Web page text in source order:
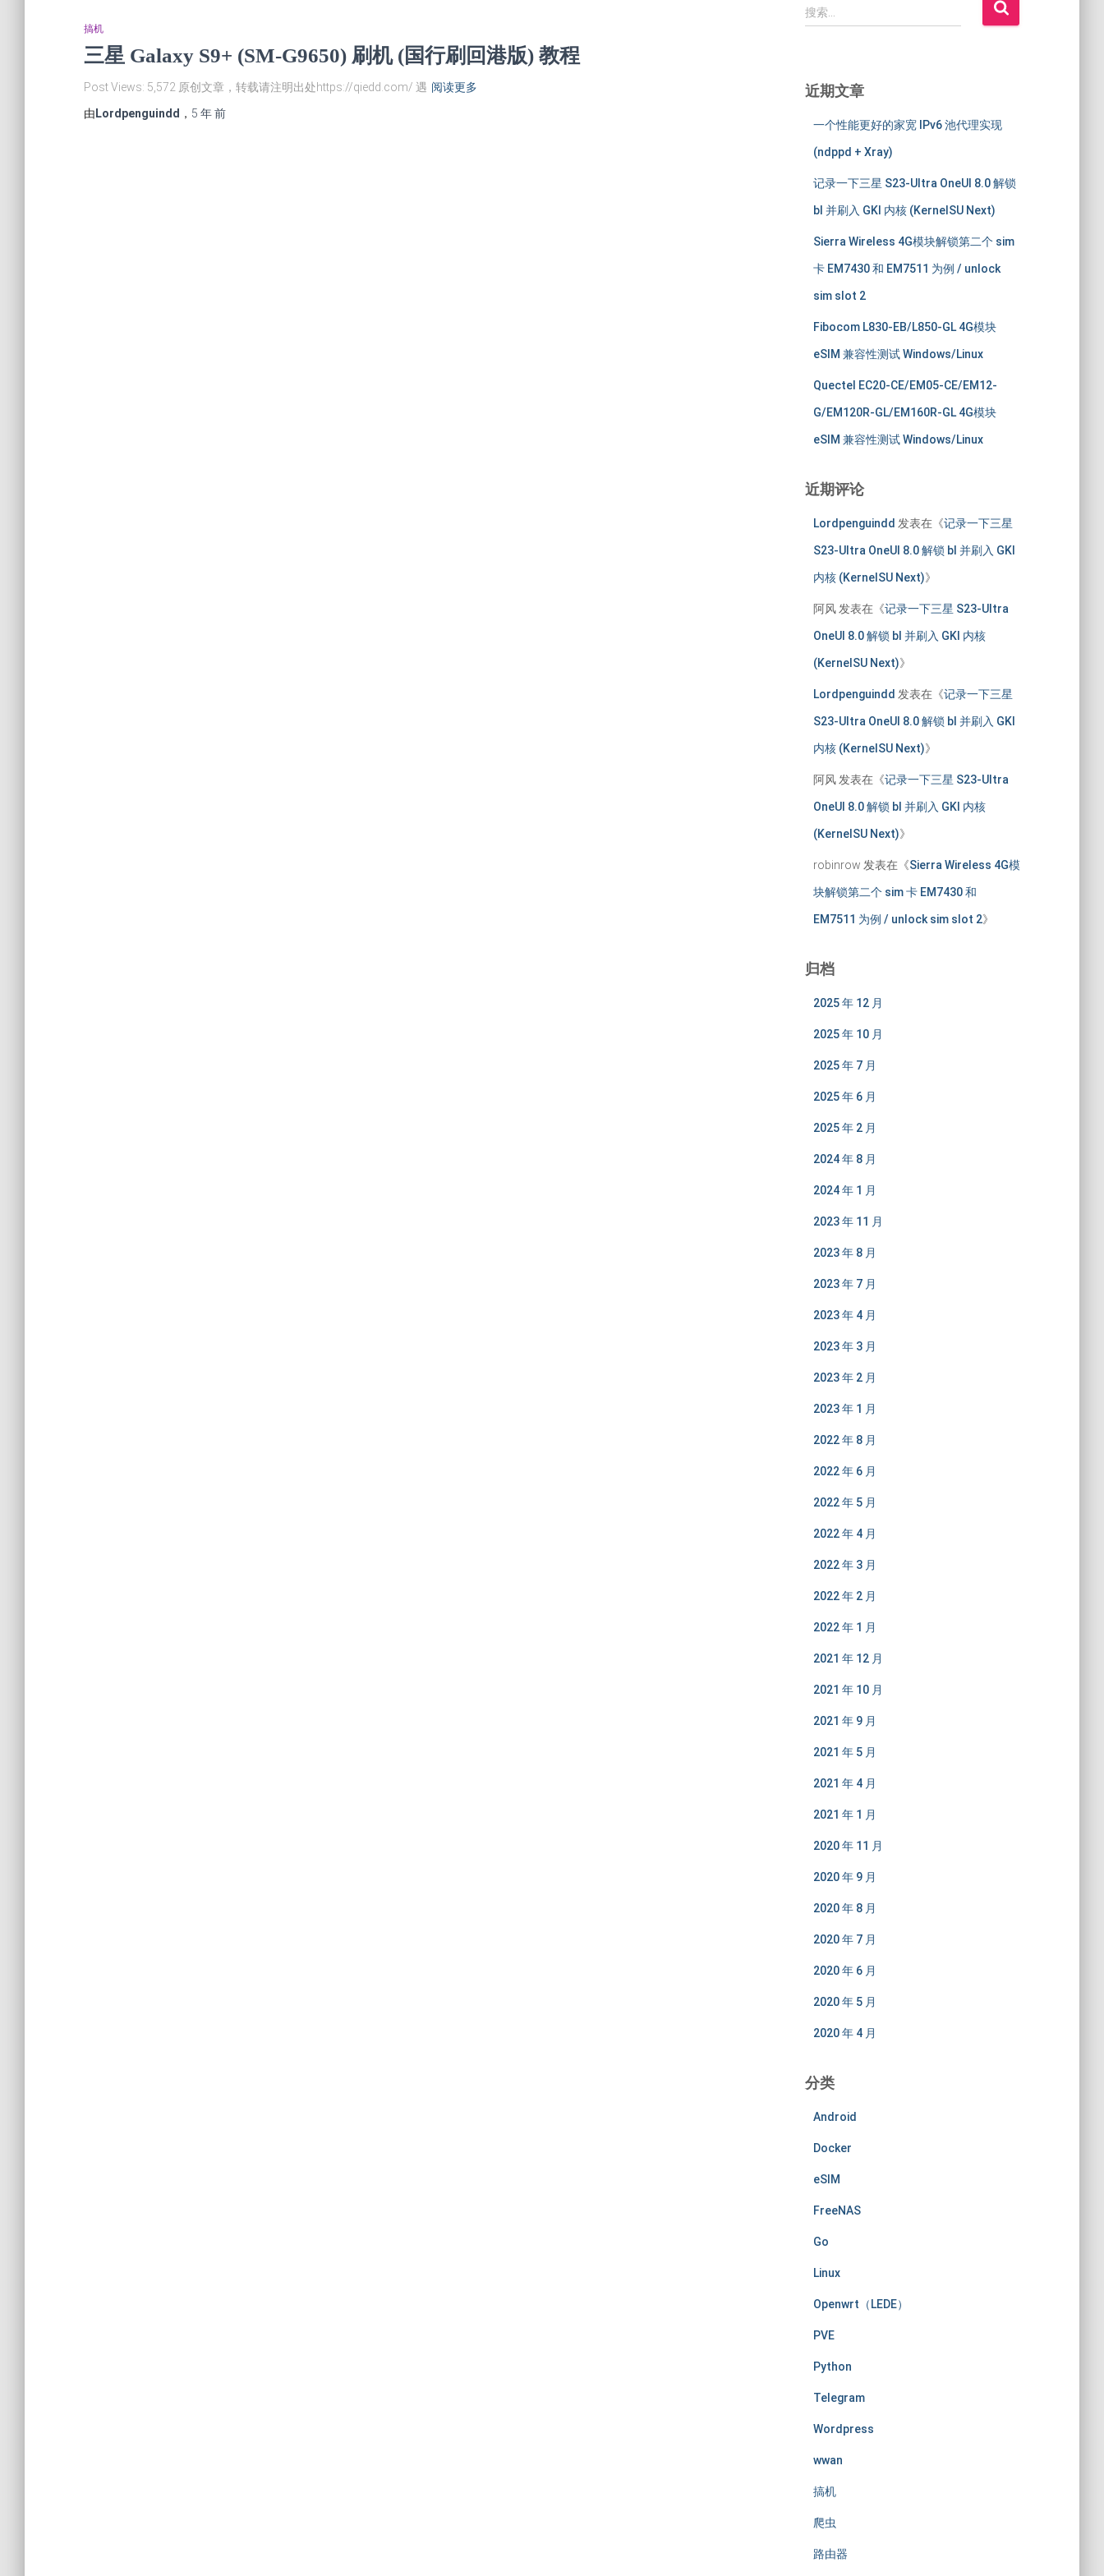
搞机
三星 Galaxy S9+ (SM-G9650) 刷机 (国行刷回港版) 教程
Post Views: 5,572 原创文章，转载请注明出处https://qiedd.com/ 遇 阅读更多
由 Lordpenguindd ， 5 年前
搜
索
搜索…
近期文章
一个性能更好的家宽 IPv6 池代理实现
(ndppd + Xray)
记录一下三星 S23-Ultra OneUI 8.0 解锁
bl 并刷入 GKI 内核 (KernelSU Next)
Sierra Wireless 4G模块解锁第二个 sim
卡 EM7430 和 EM7511 为例 / unlock
sim slot 2
Fibocom L830-EB/L850-GL 4G模块
eSIM 兼容性测试 Windows/Linux
Quectel EC20-CE/EM05-CE/EM12-
G/EM120R-GL/EM160R-GL 4G模块
eSIM 兼容性测试 Windows/Linux
近期评论
Lordpenguindd 发表在《记录一下三星
S23-Ultra OneUI 8.0 解锁 bl 并刷入 GKI
内核 (KernelSU Next)》
阿风发表在《记录一下三星 S23-Ultra
OneUI 8.0 解锁 bl 并刷入 GKI 内核
(KernelSU Next)》
Lordpenguindd 发表在《记录一下三星
S23-Ultra OneUI 8.0 解锁 bl 并刷入 GKI
内核 (KernelSU Next)》
阿风发表在《记录一下三星 S23-Ultra
OneUI 8.0 解锁 bl 并刷入 GKI 内核
(KernelSU Next)》
robinrow 发表在《Sierra Wireless 4G模
块解锁第二个 sim 卡 EM7430 和
EM7511 为例 / unlock sim slot 2》
归档
2025 年 12 月
2025 年 10 月
2025 年 7 月
2025 年 6 月
2025 年 2 月
2024 年 8 月
2024 年 1 月
2023 年 11 月
2023 年 8 月
2023 年 7 月
2023 年 4 月
2023 年 3 月
2023 年 2 月
2023 年 1 月
2022 年 8 月
2022 年 6 月
2022 年 5 月
2022 年 4 月
2022 年 3 月
2022 年 2 月
2022 年 1 月
2021 年 12 月
2021 年 10 月
2021 年 9 月
2021 年 5 月
2021 年 4 月
2021 年 1 月
2020 年 11 月
2020 年 9 月
2020 年 8 月
2020 年 7 月
2020 年 6 月
2020 年 5 月
2020 年 4 月
分类
Android
Docker
eSIM
FreeNAS
Go
Linux
Openwrt（LEDE）
PVE
Python
Telegram
Wordpress
wwan
搞机
爬虫
路由器